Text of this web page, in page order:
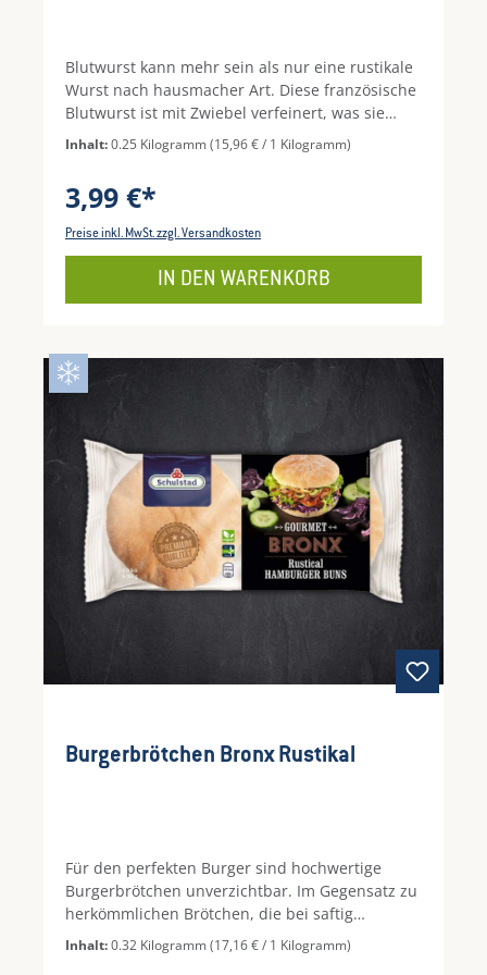
Blutwurst kann mehr sein als nur eine rustikale
Wurst nach hausmacher Art. Diese französische
Blutwurst ist mit Zwiebel verfeinert, was sie
noch aromatischer macht. Die Blutwurst mit
Zwiebeln schmeckt auf Brot, ist aber auch ideale
oder für den Klassiker Himmel & Erde mit
Kartoffelpüree und Apfel.
Inhalt:0.25 Kilogramm(15,96 € / 1 Kilogramm)
3,99 €*
Preise inkl. MwSt. zzgl. Versandkosten
IN DEN WARENKORB
Burgerbrötchen Bronx Rustikal
Für den perfekten Burger sind hochwertige
Burgerbrötchen unverzichtbar. Im Gegensatz zu
herkömmlichen Brötchen, die bei saftig
gegrilltem Rindfleisch schnell durchweichen
und auseinanderfallen, bleiben diese
Inhalt:0.32 Kilogramm(17,16 € / 1 Kilogramm)